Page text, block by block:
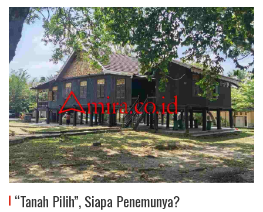
“Tanah Pilih”, Siapa Penemunya?